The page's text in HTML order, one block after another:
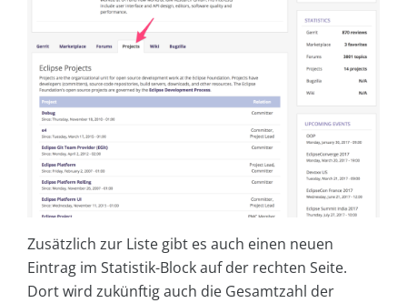
Zusätzlich zur Liste gibt es auch einen neuen
Eintrag im Statistik-Block auf der rechten Seite.
Dort wird zukünftig auch die Gesamtzahl der